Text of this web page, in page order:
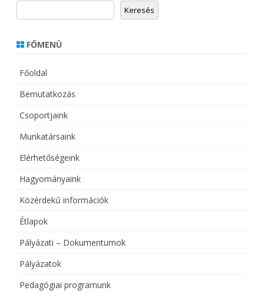
Keresés
FŐMENÜ
Főoldal
Bemutatkozás
Csoportjaink
Munkatársaink
Elérhetőségeink
Hagyományaink
Közérdekű információk
Étlapok
Pályázati – Dokumentumok
Pályázatok
Pedagógiai programunk